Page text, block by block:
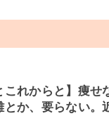
これからと】痩
とか、要らない。